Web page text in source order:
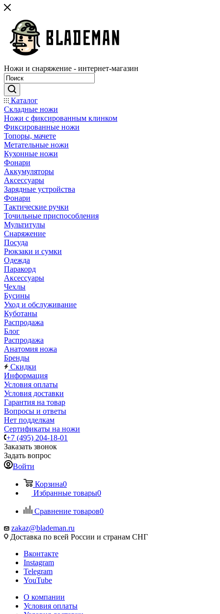
Ножи и снаряжение - интернет-магазин
Каталог
Складные ножи
Ножи с фиксированным клинком
Фиксированные ножи
Топоры, мачете
Метательные ножи
Кухонные ножи
Фонари
Аккумуляторы
Аксессуары
Зарядные устройства
Фонари
Тактические ручки
Точильные приспособления
Мультитулы
Снаряжение
Посуда
Рюкзаки и сумки
Одежда
Паракорд
Аксессуары
Чехлы
Бусины
Уход и обслуживание
Куботаны
Распродажа
Блог
Распродажа
Анатомия ножа
Бренды
Скидки
Информация
Условия оплаты
Условия доставки
Гарантия на товар
Вопросы и ответы
Нет подделкам
Сертификаты на ножи
+7 (495) 204-18-01
Заказать звонок
Задать вопрос
Войти
Корзина0
Избранные товары0
Сравнение товаров0
zakaz@blademan.ru
Доставка по всей России и странам СНГ
Вконтакте
Instagram
Telegram
YouTube
О компании
Условия оплаты